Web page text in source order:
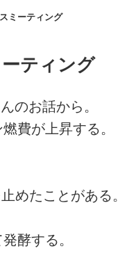
ミーティング
ティング
のお話から。
費が上昇する。
めたことがある。
酵する。